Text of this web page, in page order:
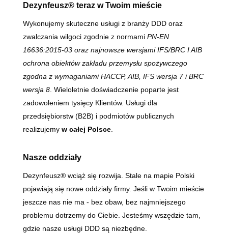
Dezynfeusz® teraz w Twoim mieście
Wykonujemy skuteczne usługi z branży DDD oraz
zwalczania wilgoci zgodnie z normami PN-EN
16636:2015-03 oraz najnowsze wersjami IFS/BRC I AIB
ochrona obiektów zakładu przemysłu spożywczego
zgodna z wymaganiami HACCP, AIB, IFS wersja 7 i BRC
wersja 8. Wieloletnie doświadczenie poparte jest
zadowoleniem tysięcy Klientów. Usługi dla
przedsiębiorstw (B2B) i podmiotów publicznych
realizujemy w całej Polsce.
Nasze oddziały
Dezynfeusz® wciąż się rozwija. Stale na mapie Polski
pojawiają się nowe oddziały firmy. Jeśli w Twoim mieście
jeszcze nas nie ma - bez obaw, bez najmniejszego
problemu dotrzemy do Ciebie. Jesteśmy wszędzie tam,
gdzie nasze usługi DDD są niezbędne.